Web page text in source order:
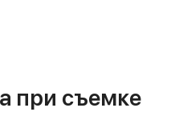
при съемке